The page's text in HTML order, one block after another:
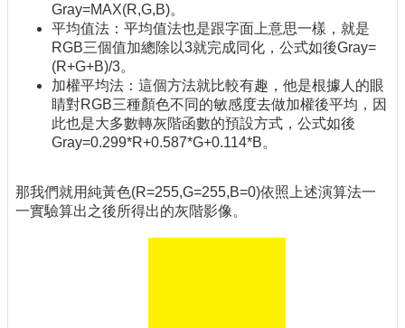
Gray=MAX(R,G,B)。
平均值法：平均值法也是跟字面上意思一樣，就是
RGB三個值加總除以3就完成同化，公式如後Gray=
(R+G+B)/3。
加權平均法：這個方法就比較有趣，他是根據人的眼
睛對RGB三種顏色不同的敏感度去做加權後平均，因
此也是大多數轉灰階函數的預設方式，公式如後
Gray=0.299*R+0.587*G+0.114*B。
那我們就用純黃色(R=255,G=255,B=0)依照上述演算法一
一實驗算出之後所得出的灰階影像。